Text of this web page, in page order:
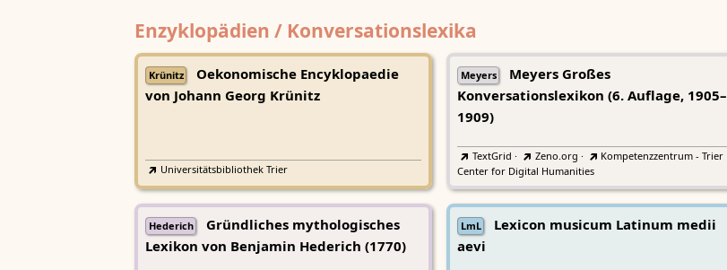
Enzyklopädien / Konversationslexika
Krünitz
Oekonomische Encyklopaedie
von Johann Georg Krünitz
Universitätsbibliothek Trier
Meyers
Meyers Großes
Konversationslexikon (6. Auflage, 1905–
1909)
TextGrid · Zeno.org ·
Kompetenzzentrum - Trier
Center for Digital Humanities
Hederich
Gründliches mythologisches
Lexikon von Benjamin Hederich (1770)
LmL
Lexicon musicum Latinum medii
aevi